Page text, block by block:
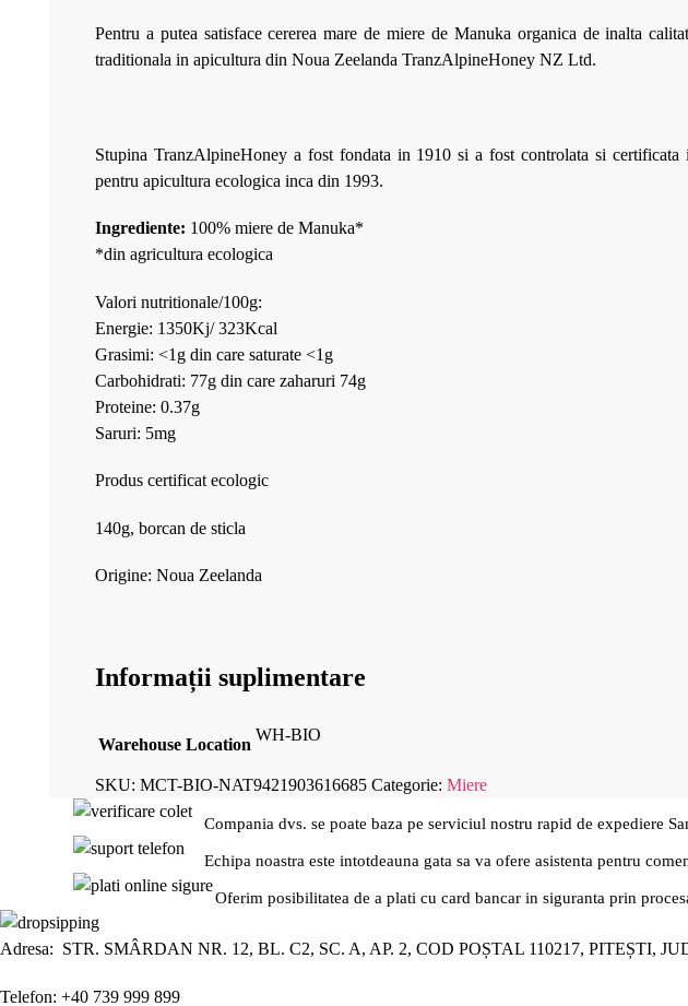
Pentru a putea satisface cererea mare de miere de Manuka organica de inalta
traditionala in apicultura din Noua Zeelanda TranzAlpineHoney NZ Ltd.
Stupina TranzAlpineHoney a fost fondata in 1910 si a fost controlata si
pentru apicultura ecologica inca din 1993.
Ingrediente: 100% miere de Manuka*
*din agricultura ecologica
Valori nutritionale/100g:
Energie: 1350Kj/ 323Kcal
Grasimi: <1g din care saturate <1g
Carbohidrati: 77g din care zaharuri 74g
Proteine: 0.37g
Saruri: 5mg
Produs certificat ecologic
140g, borcan de sticla
Origine: Noua Zeelanda
Informații suplimentare
Warehouse Location
WH-BIO
SKU: MCT-BIO-NAT9421903616685 Categorie: Miere
Compania dvs. se poate baza pe serviciul nostru rapid de expediere
Echipa noastra este intotdeauna gata sa va ofere asistenta pentru
Oferim posibilitatea de a plati cu card bancar in siguranta prin
Adresa: STR. SMÂRDAN NR. 12, BL. C2, SC. A, AP. 2, COD POȘTAL 110217, PITEȘTI,
Telefon: +40 739 999 899